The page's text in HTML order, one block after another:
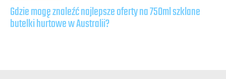
Gdzie mogę znaleźć najlepsze oferty na 750ml szklane
butelki hurtowe w Australii?